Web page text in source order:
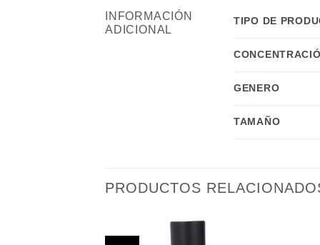
INFORMACIÓN
ADICIONAL
TIPO DE
GENERO
TAMAÑO
PRODUCTOS